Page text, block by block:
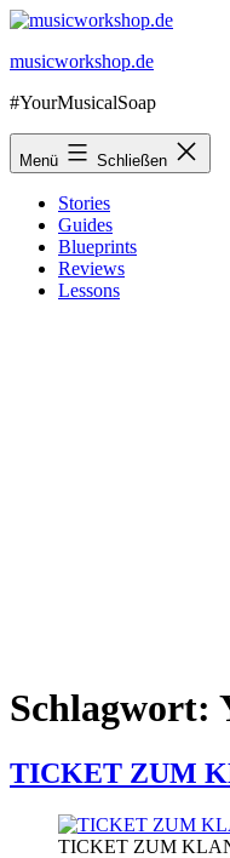
Zum
springen
musicworkshop.de
#YourMusicalSoap
Menü Schließen
Stories
Guides
Blueprints
Reviews
Lessons
Schlagwort:
TICKET ZUM
TICKET ZUM